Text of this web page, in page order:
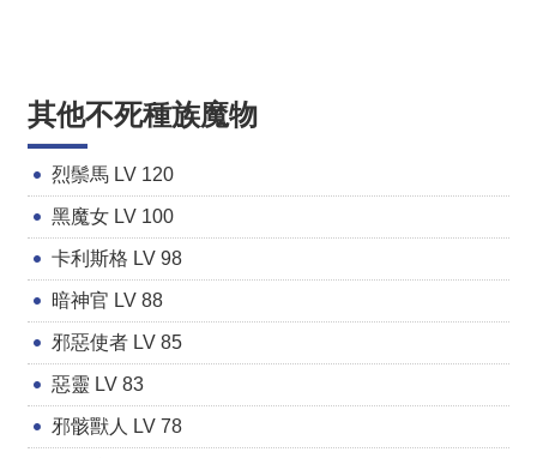
其他不死種族魔物
烈鬃馬 LV 120
黑魔女 LV 100
卡利斯格 LV 98
暗神官 LV 88
邪惡使者 LV 85
惡靈 LV 83
邪骸獸人 LV 78